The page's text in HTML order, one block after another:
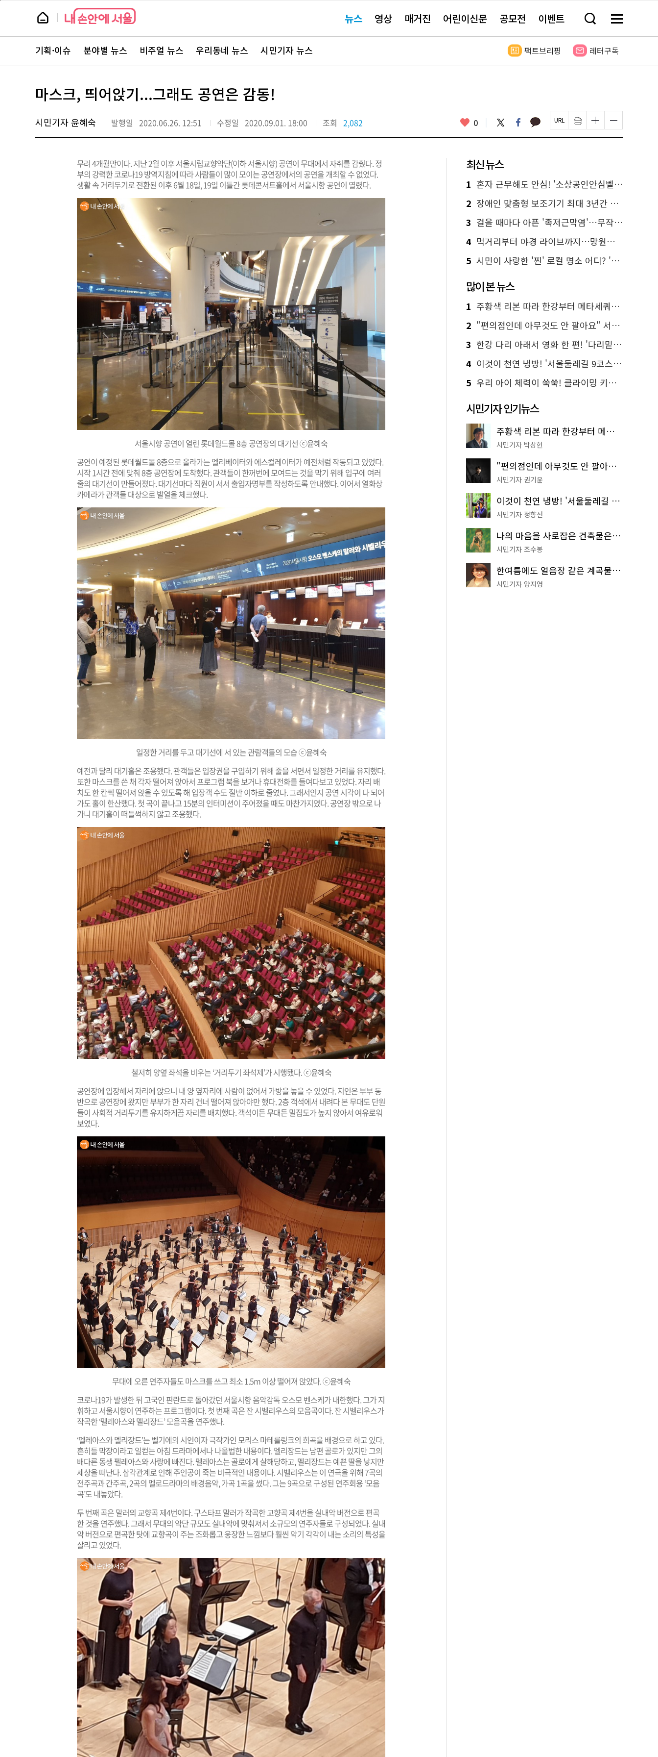
본
뉴
스 요뉴스 영상 매거진 어린이신문 공모전 이벤트 검
창
기
메
전
보
뉴
스
주
서
바
로
기획·이슈 분야별 뉴스 비주얼 뉴스 우리동네 뉴스 시민기자 뉴스 팩트브리핑 레터구독
마스크, 띄어앉기...그래도 공연은 감동!
시민기자 윤혜숙 발행일 2020.06.26. 12:51 수정일 2020.09.01. 18:00 조회 2,082 좋
요
0 트
위
터
페
이
스
카
카 페
이
지
인
쇄
하
글
자
크
하
기
글
자
크
하
기
무려 4개월만이다. 지난 2월 이후 서울시립교향악단(이하 서울시향) 공연이 무대에서 자취를 감췄다. 정
부의 강력한 코로나19 방역지침에 따라 사람들이 많이 모이는 공연장에서의 공연을 개최할 수 없었다.
생활 속 거리두기로 전환된 이후 6월 18일, 19일 이틀간 롯데콘서트홀에서 서울시향 공연이 열렸다.
서울시향 공연이 열린 롯데월드몰 8층 공연장의 대기선 ⓒ윤혜숙
공연이 예정된 롯데월드몰 8층으로 올라가는 엘리베이터와 에스컬레이터가 예전처럼 작동되고 있었다.
시작 1시간 전에 맞춰 8층 공연장에 도착했다. 관객들이 한꺼번에 모여드는 것을 막기 위해 입구에 여러
줄의 대기선이 만들어졌다. 대기선마다 직원이 서서 출입자명부를 작성하도록 안내했다. 이어서 열화상
카메라가 관객들 대상으로 발열을 체크했다.
일정한 거리를 두고 대기선에 서 있는 관람객들의 모습 ⓒ윤혜숙
예전과 달리 대기홀은 조용했다. 관객들은 입장권을 구입하기 위해 줄을 서면서 일정한 거리를 유지했다.
또한 마스크를 쓴 채 각자 떨어져 앉아서 프로그램 북을 보거나 휴대전화를 들여다보고 있었다. 자리 배
치도 한 칸씩 떨어져 앉을 수 있도록 해 입장객 수도 절반 이하로 줄였다. 그래서인지 공연 시각이 다 되어
가도 홀이 한산했다. 첫 곡이 끝나고 15분의 인터미션이 주어졌을 때도 마찬가지였다. 공연장 밖으로 나
가니 대기홀이 떠들썩하지 않고 조용했다.
철저히 양옆 좌석을 비우는 ‘거리두기 좌석제’가 시행됐다. ⓒ윤혜숙
공연장에 입장해서 자리에 앉으니 내 양 옆자리에 사람이 없어서 가방을 놓을 수 있었다. 지인은 부부 동
반으로 공연장에 왔지만 부부가 한 자리 건너 떨어져 앉아야만 했다. 2층 객석에서 내려다 본 무대도 단원
들이 사회적 거리두기를 유지하게끔 자리를 배치했다. 객석이든 무대든 밀집도가 높지 않아서 여유로워
보였다.
무대에 오른 연주자들도 마스크를 쓰고 최소 1.5m 이상 떨어져 앉았다. ⓒ윤혜숙
코로나19가 발생한 뒤 고국인 핀란드로 돌아갔던 서울시향 음악감독 오스모 벤스케가 내한했다. 그가 지
휘하고 서울시향이 연주하는 프로그램이다. 첫 번째 곡은 잔 시벨리우스의 모음곡이다. 잔 시벨리우스가
작곡한 ‘펠레아스와 멜리장드’ 모음곡을 연주했다.
‘펠레아스와 멜리장드’는 벨기에의 시인이자 극작가인 모리스 마테를링크의 희곡을 배경으로 하고 있다.
흔히들 막장이라고 일컫는 아침 드라마에서나 나올법한 내용이다. 멜리장드는 남편 골로가 있지만 그의
배다른 동생 펠레아스와 사랑에 빠진다. 펠레아스는 골로에게 살해당하고, 멜리장드는 예쁜 딸을 낳지만
세상을 떠난다. 삼각관계로 인해 주인공이 죽는 비극적인 내용이다. 시벨리우스는 이 연극을 위해 7곡의
전주곡과 간주곡, 2곡의 멜로드라마의 배경음악, 가곡 1곡을 썼다. 그는 9곡으로 구성된 연주회용 ‘모음
곡’도 내놓았다.
두 번째 곡은 말러의 교향곡 제4번이다. 구스타프 말러가 작곡한 교향곡 제4번을 실내악 버전으로 편곡
한 것을 연주했다. 그래서 무대의 악단 규모도 실내악에 맞춰져서 소규모의 연주자들로 구성되었다. 실내
악 버전으로 편곡한 탓에 교향곡이 주는 조화롭고 웅장한 느낌보다 훨씬 악기 각각이 내는 소리의 특성을
살리고 있었다.
최신 뉴스
1 혼자 근무해도 안심! '소상공인안심벨' 신청하세요
2 장애인 맞춤형 보조기기 최대 3년간 무상 대여…삶의 질 높인다
3 걸을 때마다 아픈 '족저근막염'…무작정 참지 말고 '이것' 해보세요!
4 먹거리부터 야경 라이브까지…망원한강공원 알짜 코스
5 시민이 사랑한 '찐' 로컬 명소 어디? '서울에디션25' 추천 코스
많이 본 뉴스
1 주황색 리본 따라 한강부터 메타세쿼이아 숲길까지…서울둘레길 15코스
2 "편의점인데 아무것도 안 팔아요" 서울에서 가장 특별한 편의점의 정체
3 한강 다리 아래서 영화 한 편! '다리밑 영화관' 무료 상영
4 이것이 천연 냉방! '서울둘레길 9코스'로 숲속 피서 떠나볼까
5 우리 아이 체력이 쑥쑥! 클라이밍 키즈카페·어린이 체력장
시민기자 인기뉴스
주황색 리본 따라 한강부터 메타세쿼이아 숲길까지…서울둘레길 15코스
시민기자 박상현
"편의점인데 아무것도 안 팔아요" 서울에서 가장 특별한 편의점의 정체
시민기자 권기윤
이것이 천연 냉방! '서울둘레길 9코스'로 숲속 피서 떠나볼까
시민기자 정향선
나의 마음을 사로잡은 건축물은? '서울시 건축상' 수상작 공개!
시민기자 조수봉
한여름에도 얼음장 같은 계곡물! 서울 '진관사 계곡'이 천국이네~
시민기자 양지영
페